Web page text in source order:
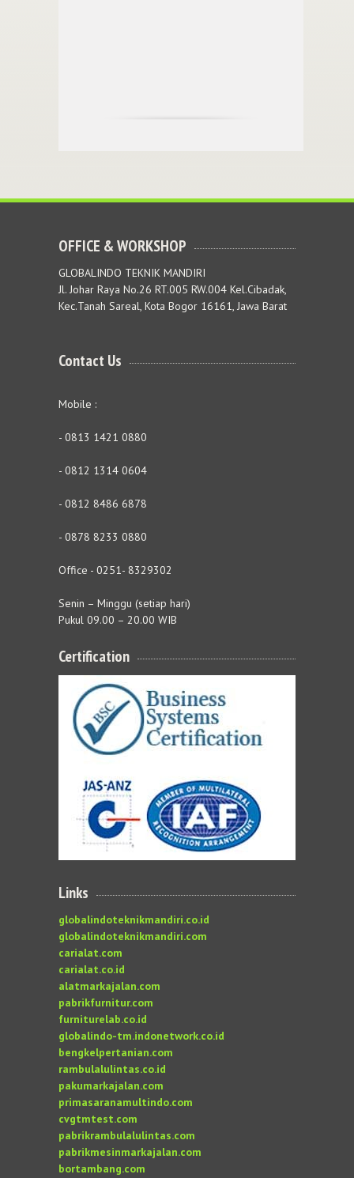
OFFICE & WORKSHOP
GLOBALINDO TEKNIK MANDIRI
Jl. Johar Raya No.26 RT.005 RW.004 Kel.Cibadak,
Kec.Tanah Sareal, Kota Bogor 16161, Jawa Barat
Contact Us
Mobile :
- 0813 1421 0880
- 0812 1314 0604
- 0812 8486 6878
- 0878 8233 0880
Office - 0251- 8329302
Senin – Minggu (setiap hari)
Pukul 09.00 – 20.00 WIB
Certification
Links
globalindoteknikmandiri.co.id
globalindoteknikmandiri.com
carialat.com
carialat.co.id
alatmarkajalan.com
pabrikfurnitur.com
furniturelab.co.id
globalindo-tm.indonetwork.co.id
bengkelpertanian.com
rambulalulintas.co.id
pakumarkajalan.com
primasaranamultindo.com
cvgtmtest.com
pabrikrambulalulintas.com
pabrikmesinmarkajalan.com
bortambang.com